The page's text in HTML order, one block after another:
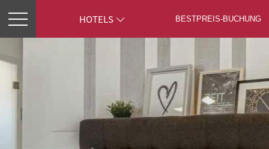
HOTELS BESTPREIS-BUCHUNG
FITNESSPARK
BEAUTY & WELLNESS